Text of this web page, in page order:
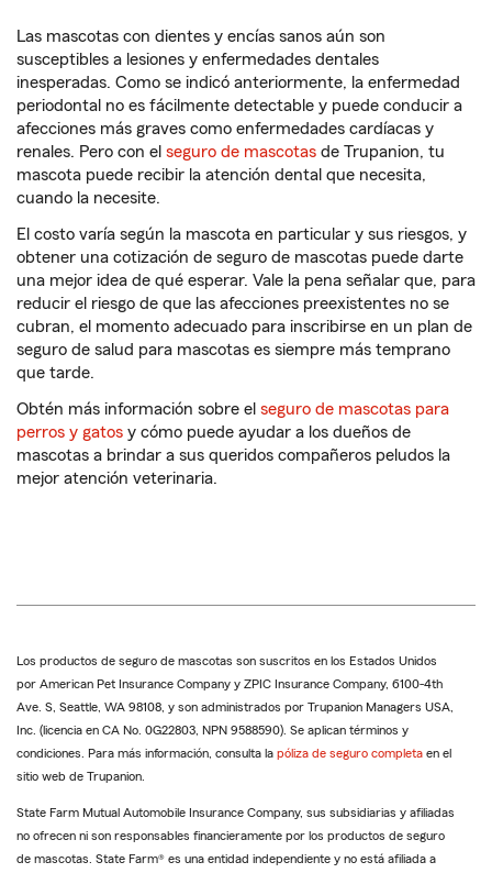
Las mascotas con dientes y encías sanos aún son
susceptibles a lesiones y enfermedades dentales
inesperadas. Como se indicó anteriormente, la enfermedad
periodontal no es fácilmente detectable y puede conducir a
afecciones más graves como enfermedades cardíacas y
renales. Pero con el seguro de mascotas de Trupanion, tu
mascota puede recibir la atención dental que necesita,
cuando la necesite.
El costo varía según la mascota en particular y sus riesgos, y
obtener una cotización de seguro de mascotas puede darte
una mejor idea de qué esperar. Vale la pena señalar que, para
reducir el riesgo de que las afecciones preexistentes no se
cubran, el momento adecuado para inscribirse en un plan de
seguro de salud para mascotas es siempre más temprano
que tarde.
Obtén más información sobre el seguro de mascotas para
perros y gatos y cómo puede ayudar a los dueños de
mascotas a brindar a sus queridos compañeros peludos la
mejor atención veterinaria.
Los productos de seguro de mascotas son suscritos en los Estados Unidos
por American Pet Insurance Company y ZPIC Insurance Company, 6100-4th
Ave. S, Seattle, WA 98108, y son administrados por Trupanion Managers USA,
Inc. (licencia en CA No. 0G22803, NPN 9588590). Se aplican términos y
condiciones. Para más información, consulta la póliza de seguro completa en el
sitio web de Trupanion.
State Farm Mutual Automobile Insurance Company, sus subsidiarias y afiliadas
no ofrecen ni son responsables financieramente por los productos de seguro
de mascotas. State Farm® es una entidad independiente y no está afiliada a